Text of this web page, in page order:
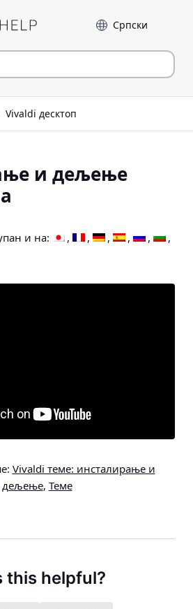
Језик
Vivaldi десктоп
и дељење
и на:
Vivaldi теме: инсталирање и
дељење, Теме
this helpful?